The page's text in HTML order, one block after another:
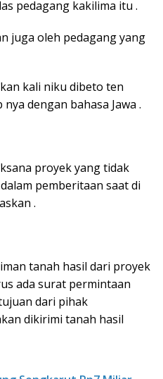
pedagang kakilima itu .
juga oleh pedagang yang
kali niku dibeto ten
dengan bahasa Jawa .
proyek yang tidak
pemberitaan saat di
.
tanah hasil dari proyek
ada surat permintaan
dari pihak
dikirimi tanah hasil